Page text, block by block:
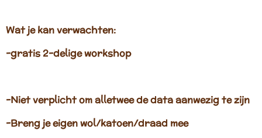
Wat je kan verwachten:
-gratis 2-delige workshop
-Niet verplicht om alletwee de data aanwezig te zijn
-Breng je eigen wol/katoen/draad mee